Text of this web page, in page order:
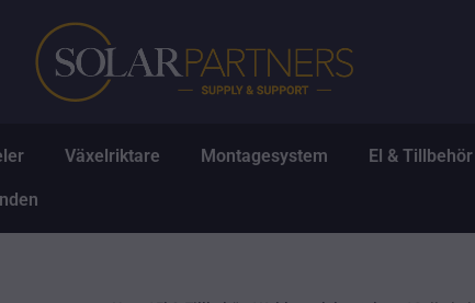
innehåll
Öppna Solpaneler
Växelriktare Öppna Växelriktare
Montagesystem ÖppnaEl & Tillbehör